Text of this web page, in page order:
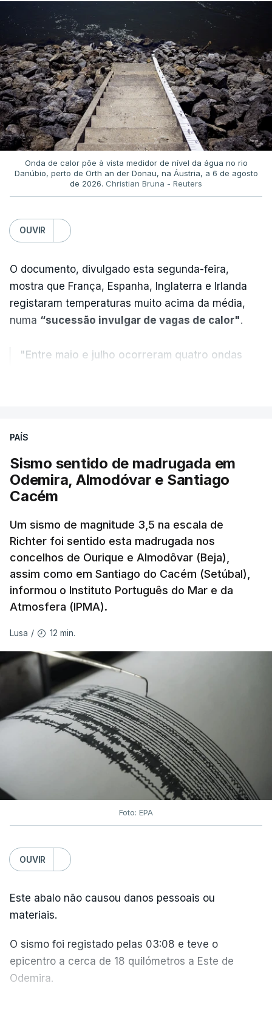
Onda de calor põe à vista medidor de nível da água no rio
Danúbio, perto de Orth an der Donau, na Áustria, a 6 de agosto
de 2026. Christian Bruna - Reuters
OUVIR
O documento, divulgado esta segunda-feira,
mostra que França, Espanha, Inglaterra e Irlanda
registaram temperaturas muito acima da média,
numa “sucessão invulgar de vagas de calor".
"Entre maio e julho ocorreram quatro ondas
temperaturas recorde, também a
ajudou
Pelo contrário, a precipitação manteve-semuito
perderam grande parte da humidade.
Houve também uma “diminuição significativa de
caudais de rios, incluindo rios como o Sena, o
Reno e o Danúbio” que teveimpacto no
abastecimento de água
de energia em vários países.
De acordo com o Serviço de Mudanças Climáticas
Copernicus
, implementado pelo Centro Europeu de
Previsões Meteorológicas de Médio Prazo,
também registou a maior temperatura da
superfície do marde sempre, neste mês, nos
oceanos extrapolares.
Aliás, em toda a Europa os recordes ao longo do
Atlântico e do Mediterrâneo ocidental foram
ondas de calor marinhas fortes ou
Em julho, a temperatura da superfície do mar
estabelecido em julho de 2023, com 20,89°C.
Este recorde é enquadrado pelos cientistas do
Copernicus numa tendência mais ampla de
aquecimento climático
PAÍS
Sismo sentido de madrugada em
Odemira, Almodóvar e Santiago
Cacém
Um sismo de magnitude 3,5 na escala de
Richter foi sentido esta madrugada nos
concelhos de Ourique e Almodôvar (Beja),
assim como em Santiago do Cacém (Setúbal),
informou o Instituto Português do Mar e da
Atmosfera (IPMA).
Lusa / 12 min.
Foto: EPA
OUVIR
Este abalo não causou danos pessoais ou
materiais.
O sismo foi registado pelas 03:08 e teve o
epicentro a cerca de 18 quilómetros a Este de
Odemira.